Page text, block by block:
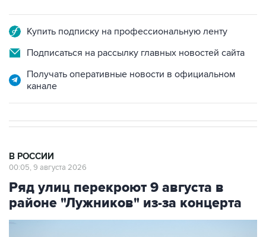
Купить подписку на профессиональную ленту
Подписаться на рассылку главных новостей сайта
Получать оперативные новости в официальном
канале
В РОССИИ
00:05, 9 августа 2026
Ряд улиц перекроют 9 августа в
районе "Лужников" из-за концерта